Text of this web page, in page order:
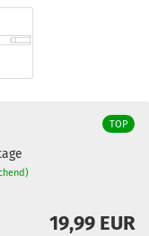
TOP
19,99 EUR